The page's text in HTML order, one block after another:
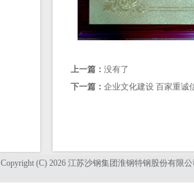
上一篇： 没有了
下一篇： 企业文化建设 百家重诚
Copyright (C) 2026 江苏沙钢集团淮钢特钢股份有限